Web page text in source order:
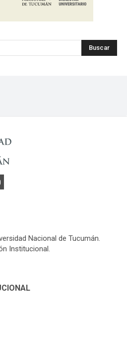
Buscar
Nacional de Tucumán.
Institucional.